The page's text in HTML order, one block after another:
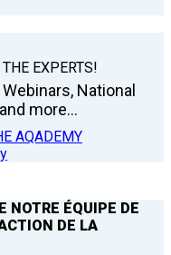
EXPERTS!
National
more...
AQADEMY
NOTRE ÉQUIPE DE
DE LA